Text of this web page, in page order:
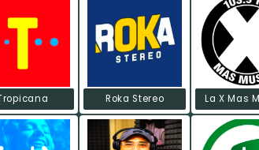
Roka Stereo La X Mas